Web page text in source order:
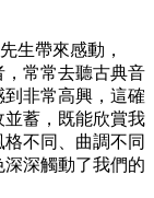
生帶來感動，
，常常去聽古典音
非常高興，這確
蓄，既能欣賞我
不同、曲調不同
深觸動了我們的